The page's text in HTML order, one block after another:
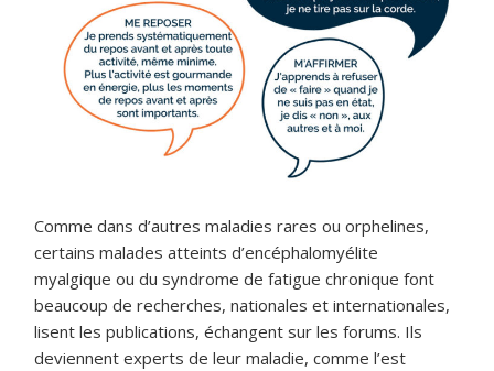
Comme dans d’autres maladies rares ou orphelines,
certains malades atteints d’encéphalomyélite
myalgique ou du syndrome de fatigue chronique font
beaucoup de recherches, nationales et internationales,
lisent les publications, échangent sur les forums. Ils
deviennent experts de leur maladie, comme l’est